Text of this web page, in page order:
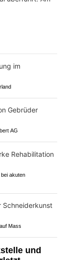
AG
akuten
Mass
und